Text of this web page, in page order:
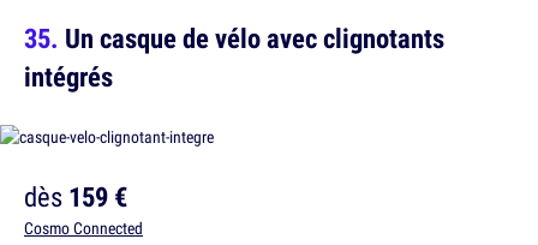
Un casque de vélo avec clignotants
intégrés
dès159 €
Cosmo Connected